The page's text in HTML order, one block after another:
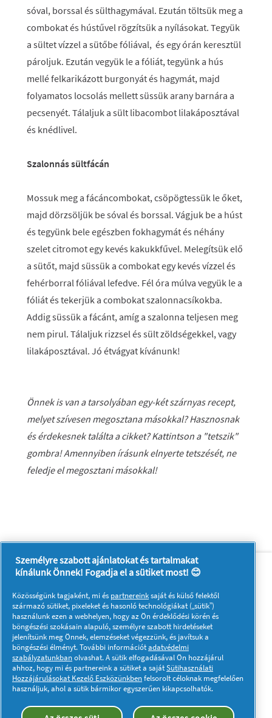
sóval, borssal és sülthagymával. Ezután töltsük meg a
combokat és hústűvel rögzítsük a nyílásokat. Tegyük
a sültet vízzel a sütőbe fóliával, és egy órán keresztül
pároljuk. Ezután vegyük le a fóliát, tegyünk a hús
mellé felkarikázott burgonyát és hagymát, majd
folyamatos locsolás mellett süssük arany barnára a
pecsenyét. Tálaljuk a sült libacombot lilakáposztával
és knédlivel.
Szalonnás sültfácán
Mossuk meg a fácáncombokat, csöpögtessük le őket,
majd dörzsöljük be sóval és borssal. Vágjuk be a húst
és tegyünk bele egészben fokhagymát és néhány
szelet citromot egy kevés kakukkfűvel. Melegítsük elő
a sütőt, majd süssük a combokat egy kevés vízzel és
fehérborral fóliával lefedve. Fél óra múlva vegyük le a
fóliát és tekerjük a combokat szalonnacsíkokba.
Addig süssük a fácánt, amíg a szalonna teljesen meg
nem pirul. Tálaljuk rizzsel és sült zöldségekkel, vagy
lilakáposztával. Jó étvágyat kívánunk!
Önnek is van a tarsolyában egy-két szárnyas recept,
melyet szívesen megosztana másokkal? Hasznosnak
és érdekesnek találta a cikket? Kattintson a "tetszik"
gombra! Amennyiben írásunk elnyerte tetszését, ne
feledje el megosztani másokkal!
Rólunk
Kapcsolatfelvétel
A pg.com felkeresése
Kövessen minket:
Adataim
Adatvédelmi közlemény
Akadálymentességi nyilatkozat
Személyre szabott ajánlatokat és tartalmakat
kínálunk Önnek! Fogadja el a sütiket most! 😊
Közösségünk tagjaként, mi és partnereinksaját és külső felektől
származó sütiket, pixeleket és hasonló technológiákat („sütik”)
használunk ezen a webhelyen, hogy az Ön érdeklődési körén és
böngészési szokásain alapuló, személyre szabott hirdetéseket
jelenítsünk meg Önnek, elemzéseket végezzünk, és javítsuk a
böngészési élményt. További információtadatvédelmi
szabályzatunkbanolvashat. A sütik elfogadásával Ön hozzájárul
ahhoz, hogy mi és partnereink a sütiket a sajátSütihasználati
Hozzájárulásokat Kezelő Eszközünkbenfelsorolt céloknak megfelelően
használjuk, ahol a sütik bármikor egyszerűen kikapcsolhatók.